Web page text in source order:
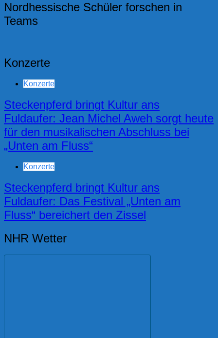
Nordhessische Schüler forschen in
Teams
Konzerte
Konzerte
Steckenpferd bringt Kultur ans
Fuldaufer: Jean Michel Aweh sorgt heute
für den musikalischen Abschluss bei
„Unten am Fluss“
Konzerte
Steckenpferd bringt Kultur ans
Fuldaufer: Das Festival „Unten am
Fluss“ bereichert den Zissel
NHR Wetter